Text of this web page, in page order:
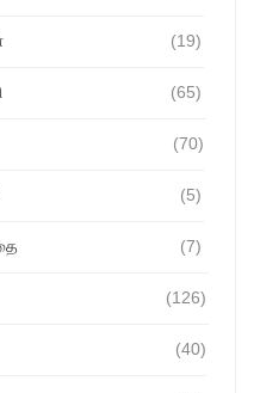
(19)
(65)
(70)
(5)
(7)
(126)
(40)